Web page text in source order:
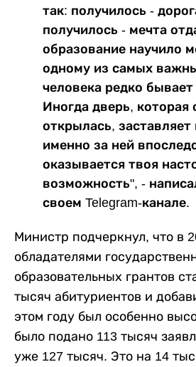
так: получилось -
получилось - мечта
образование научило
одному из самых
человека редко
Иногда дверь, которая
открылась,
именно за ней
оказывается твоя
возможность", -
своем Telegram-канале.
Министр подчеркнул, что в
обладателями
образовательных грантов
тысяч абитуриентов и
этом году был особенно
было подано 113 тысяч
уже 127 тысяч. Это на 14